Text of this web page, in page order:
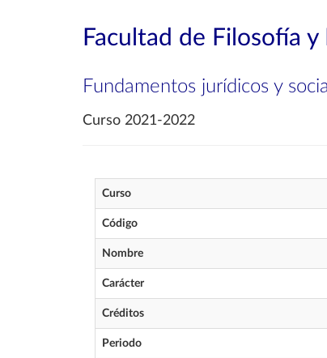
Facultad de Filosofía y
Fundamentos jurídicos y
Curso 2021-2022
Curso
Código
Nombre
Carácter
Créditos
Periodo